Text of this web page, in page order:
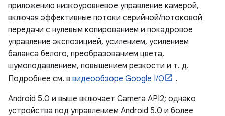
приложению низкоуровневое управление камерой,
включая эффективные потоки серийной/потоковой
передачи с нулевым копированием и покадровое
управление экспозицией, усилением, усилением
баланса белого, преобразованием цвета,
шумоподавлением, повышением резкости и т. д.
Подробнее см. в видеообзоре Google I/O
.
Android 5.0 и выше включает Camera API2; однако
устройства под управлением Android 5.0 и более